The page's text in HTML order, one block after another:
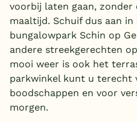
voorbij laten gaan, zonder
maaltijd. Schuif dus aan
bungalowpark Schin op
andere streekgerechten
mooi weer is ook het
parkwinkel kunt u terecht
boodschappen en voor
morgen.